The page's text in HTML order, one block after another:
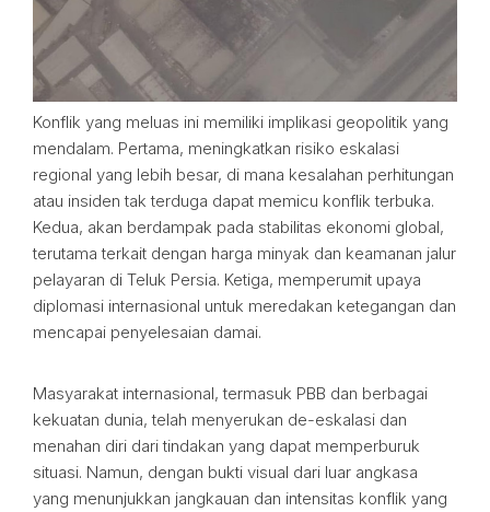
Konflik yang meluas ini memiliki implikasi geopolitik yang
mendalam. Pertama, meningkatkan risiko eskalasi
regional yang lebih besar, di mana kesalahan perhitungan
atau insiden tak terduga dapat memicu konflik terbuka.
Kedua, akan berdampak pada stabilitas ekonomi global,
terutama terkait dengan harga minyak dan keamanan jalur
pelayaran di Teluk Persia. Ketiga, memperumit upaya
diplomasi internasional untuk meredakan ketegangan dan
mencapai penyelesaian damai.
Masyarakat internasional, termasuk PBB dan berbagai
kekuatan dunia, telah menyerukan de-eskalasi dan
menahan diri dari tindakan yang dapat memperburuk
situasi. Namun, dengan bukti visual dari luar angkasa
yang menunjukkan jangkauan dan intensitas konflik yang